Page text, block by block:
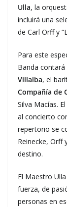
Ulla, la
incluirá una
de Carl Orff y
Para este
Banda
Villalba, el
Compañía de
Silva Macías.
al concierto
repertorio se
Reinecke, Orff
destino.
El Maestro
fuerza, de
personas en